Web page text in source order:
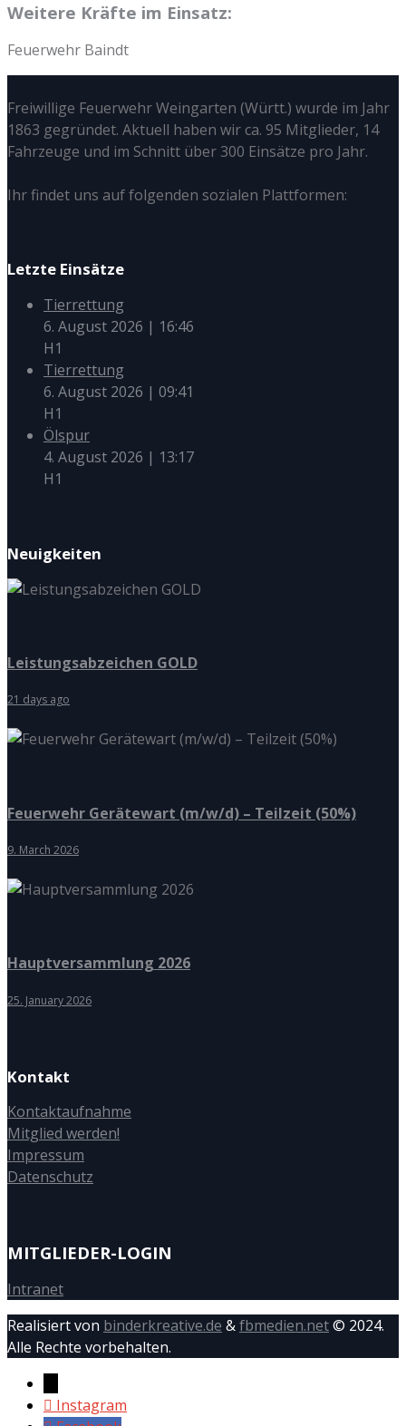
Weitere Kräfte im Einsatz:
Feuerwehr Baindt
Freiwillige Feuerwehr Weingarten (Württ.) wurde im Jahr
1863 gegründet. Aktuell haben wir ca. 95 Mitglieder, 14
Fahrzeuge und im Schnitt über 300 Einsätze pro Jahr.
Ihr findet uns auf folgenden sozialen Plattformen:
Letzte Einsätze
Tierrettung
6. August 2026 | 16:46
H1
Tierrettung
6. August 2026 | 09:41
H1
Ölspur
4. August 2026 | 13:17
H1
Neuigkeiten
Leistungsabzeichen GOLD
21 days ago
Feuerwehr Gerätewart (m/w/d) – Teilzeit (50%)
9. March 2026
Hauptversammlung 2026
25. January 2026
Kontakt
Kontaktaufnahme
Mitglied werden!
Impressum
Datenschutz
MITGLIEDER-LOGIN
Intranet
Realisiert von binderkreative.de &fbmedien.net© 2024.
Alle Rechte vorbehalten.
Instagram